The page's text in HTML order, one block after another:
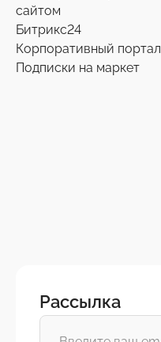
сайтом
Битрикс24
Корпоративный портал
Подписки на маркет
Рассылка